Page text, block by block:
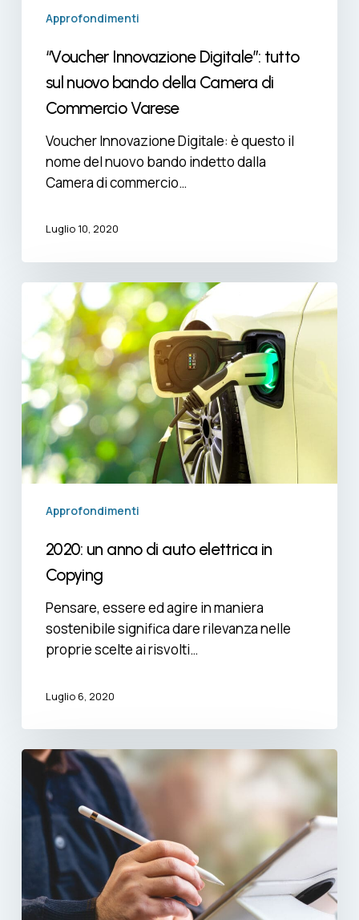
VareseApprofondimenti
“Voucher Innovazione Digitale”: tutto
sul nuovo bando della Camera di
Commercio Varese
Voucher Innovazione Digitale: è questo il
nome del nuovo bando indetto dalla
Camera di commercio…
Luglio 10, 2020
2020:
anno
di
auto
elettrica
in
Copying
Approfondimenti
2020: un anno di auto elettrica in
Copying
Pensare, essere ed agire in maniera
sostenibile significa dare rilevanza nelle
proprie scelte ai risvolti…
Luglio 6, 2020
Firma
elettronica:
cosa
serve
sono